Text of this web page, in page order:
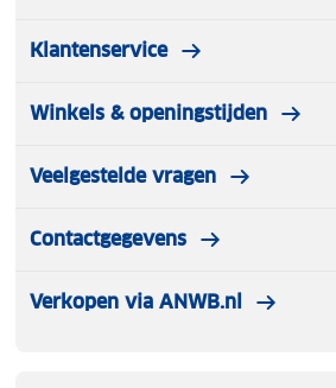
Klantenservice
Winkels & openingstijden
Veelgestelde vragen
Contactgegevens
Verkopen via ANWB.nl